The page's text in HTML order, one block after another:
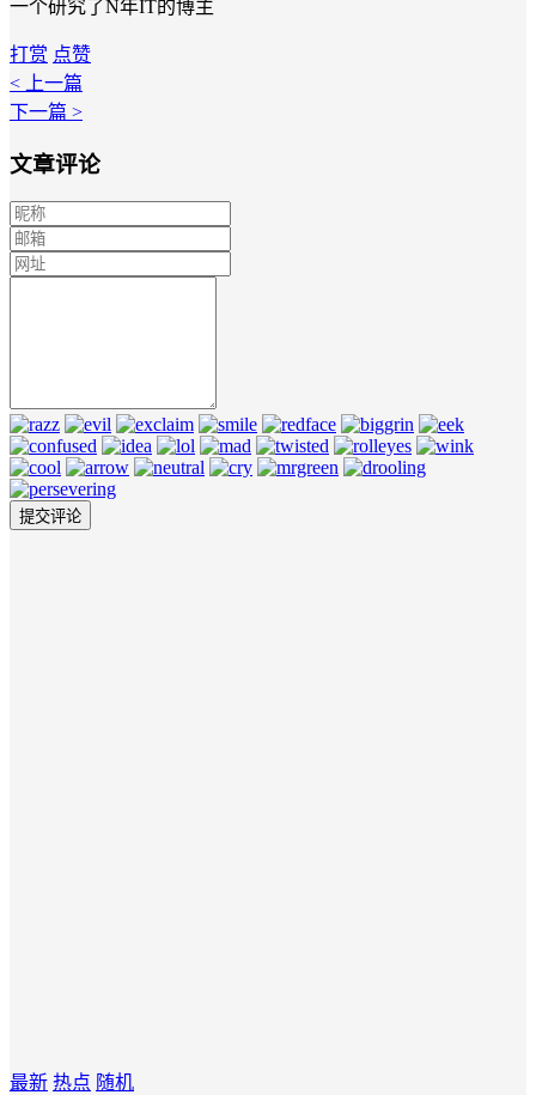
一个研究了N年IT的博主
打赏 点赞
< 上一篇
下一篇 >
文章评论
最新 热点 随机